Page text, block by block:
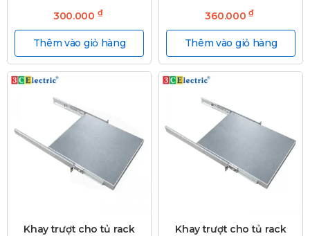
300.000 ₫
Thêm vào giỏ hàng
360.000₫
Thêm vào giỏ hàng
Khay trượt cho tủ rack
Khay trượt cho tủ rack